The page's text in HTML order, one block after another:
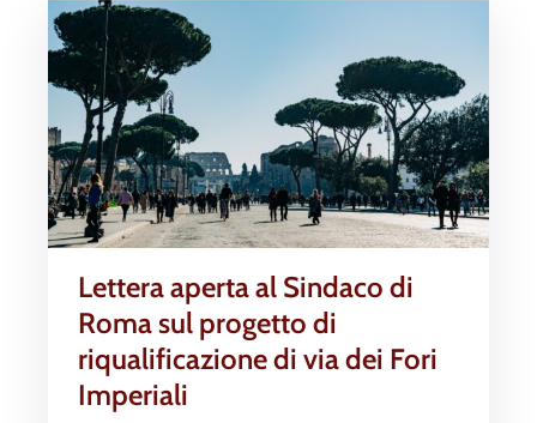
Lettera aperta al Sindaco di
Roma sul progetto di
riqualificazione di via dei Fori
Imperiali